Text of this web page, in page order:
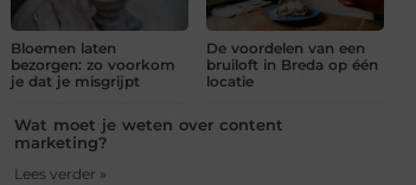
Bloemen laten
bezorgen: zo voorkom
je dat je misgrijpt
De voordelen van een
bruiloft in Breda op één
locatie
Wat moet je weten over content
marketing?
Lees verder »